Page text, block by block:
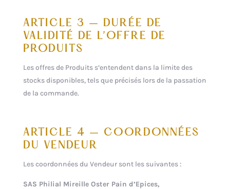
ARTICLE 3 – DURÉE DE
VALIDITÉ DE L’OFFRE DE
PRODUITS
Les offres de Produits s’entendent dans la limite des
stocks disponibles, tels que précisés lors de la passation
de la commande.
ARTICLE 4 – COORDONNÉES
DU VENDEUR
Les coordonnées du Vendeur sont les suivantes :
SAS Philial Mireille Oster Pain d’Epices,